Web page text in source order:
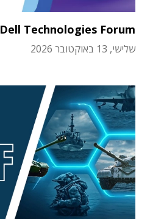
Dell Technologies Forum
שלישי, 13 באוקטובר 2026